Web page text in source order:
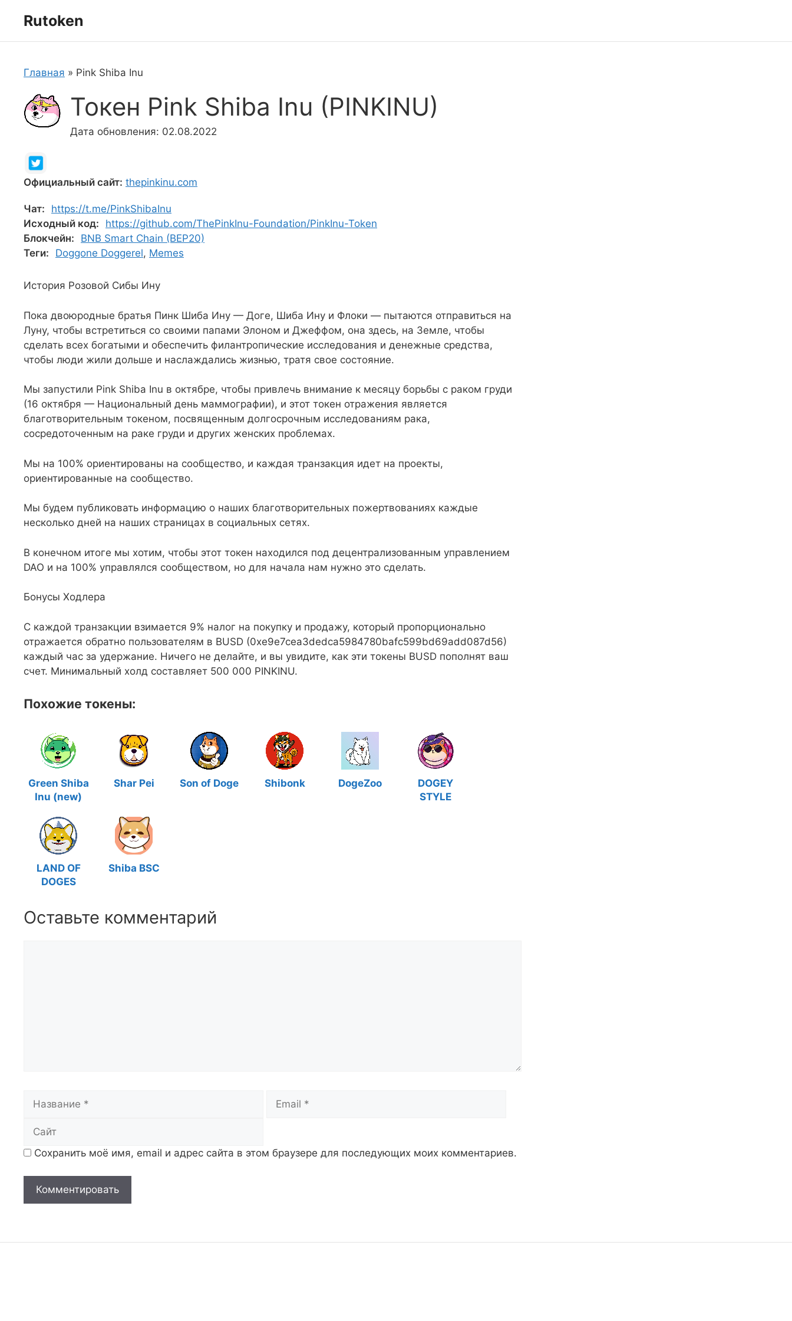
Rutoken
Главная » Pink Shiba Inu
Токен Pink Shiba Inu (PINKINU)
Дата обновления: 02.08.2022
Официальный сайт: thepinkinu.com
Чат:
https://t.me/PinkShibaInu
Исходный код:
https://github.com/ThePinkInu-Foundation/PinkInu-Token
Блокчейн:
BNB Smart Chain (BEP20)
Теги:
Doggone Doggerel, Memes
История Розовой Сибы Ину
Пока двоюродные братья Пинк Шиба Ину — Доге, Шиба Ину и Флоки — пытаются отправиться на
Луну, чтобы встретиться со своими папами Элоном и Джеффом, она здесь, на Земле, чтобы
сделать всех богатыми и обеспечить филантропические исследования и денежные средства,
чтобы люди жили дольше и наслаждались жизнью, тратя свое состояние.
Мы запустили Pink Shiba Inu в октябре, чтобы привлечь внимание к месяцу борьбы с раком груди
(16 октября — Национальный день маммографии), и этот токен отражения является
благотворительным токеном, посвященным долгосрочным исследованиям рака,
сосредоточенным на раке груди и других женских проблемах.
Мы на 100% ориентированы на сообщество, и каждая транзакция идет на проекты,
ориентированные на сообщество.
Мы будем публиковать информацию о наших благотворительных пожертвованиях каждые
несколько дней на наших страницах в социальных сетях.
В конечном итоге мы хотим, чтобы этот токен находился под децентрализованным управлением
DAO и на 100% управлялся сообществом, но для начала нам нужно это сделать.
Бонусы Ходлера
С каждой транзакции взимается 9% налог на покупку и продажу, который пропорционально
отражается обратно пользователям в BUSD (0xe9e7cea3dedca5984780bafc599bd69add087d56)
каждый час за удержание. Ничего не делайте, и вы увидите, как эти токены BUSD пополнят ваш
счет. Минимальный холд составляет 500 000 PINKINU.
Похожие токены:
Green Shiba
Inu (new)
Shar Pei Son of Doge Shibonk DogeZoo
DOGEY
STYLE
LAND OF
DOGES
Shiba BSC
Оставьте комментарий
Название Email
Сохранить моё имя, email и адрес сайта в этом браузере для последующих моих комментариев.